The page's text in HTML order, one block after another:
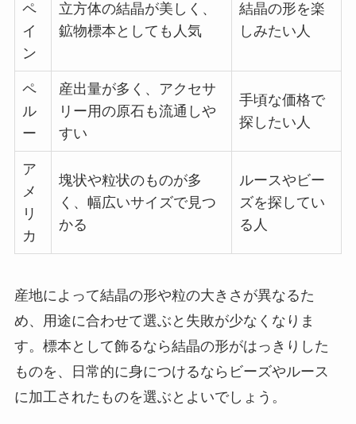
ペ
イ
ン
立方体の結晶が美しく、
鉱物標本としても人気
結晶の形を楽
しみたい人
ペ
ル
ー
産出量が多く、アクセサ
リー用の原石も流通しや
すい
手頃な価格で
探したい人
ア
メ
リ
カ
塊状や粒状のものが多
く、幅広いサイズで見つ
かる
ルースやビー
ズを探してい
る人
産地によって結晶の形や粒の大きさが異なるた
め、用途に合わせて選ぶと失敗が少なくなりま
す。標本として飾るなら結晶の形がはっきりした
ものを、日常的に身につけるならビーズやルース
に加工されたものを選ぶとよいでしょう。